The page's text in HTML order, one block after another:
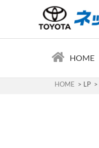
HOME
HOME LP